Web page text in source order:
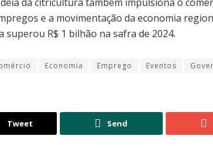
e a movimentação da economia
R$ 1 bilhão na safra de 2024.
Economia Emprego Eventos
Tweet Send